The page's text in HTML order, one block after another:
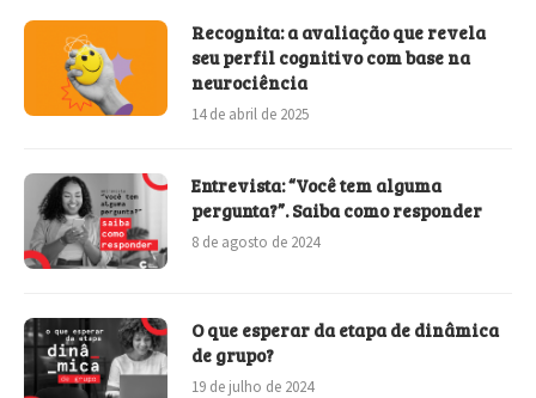
Recognita: a avaliação que revela
seu perfil cognitivo com base na
neurociência
14 de abril de 2025
Entrevista: “Você tem alguma
pergunta?”. Saiba como responder
8 de agosto de 2024
O que esperar da etapa de dinâmica
de grupo?
19 de julho de 2024